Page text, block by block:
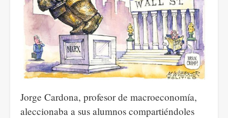
Jorge Cardona, profesor de macroeconomía,
aleccionaba a sus alumnos compartiéndoles